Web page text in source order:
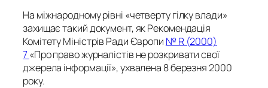
На міжнародному рівні «четверту гілку влади»
захищає такий документ, як Рекомендація
Комітету Міністрів Ради Європи № R (2000)
7«Про право журналістів не розкривати свої
джерела інформації», ухвалена 8 березня 2000
року.